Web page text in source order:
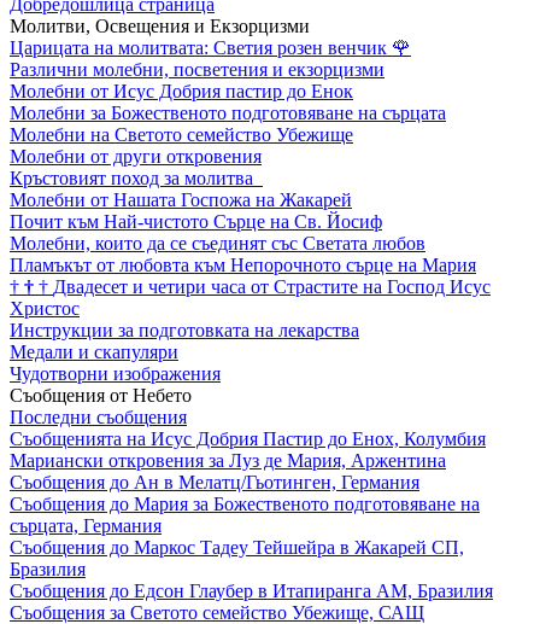
Молитви, Освещения и Екзорцизми
Царицата на молитвата: Светия розен венчик 🌹
Различни молебни, посветения и екзорцизми
Молебни от Исус Добрия пастир до Енок
Молебни за Божественото подготовяване на сърцата
Молебни на Светото семейство Убежище
Молебни от други откровения
Кръстовият поход за молитва
Молебни от Нашата Госпожа на Жакарей
Почит към Най-чистото Сърце на Св. Йосиф
Молебни, които да се съединят със Светата любов
Пламъкът от любовта към Непорочното сърце на Мария
† † † Двадесет и четири часа от Страстите на Господ Исус
Христос
Инструкции за подготовката на лекарства
Медали и скапуляри
Чудотворни изображения
Съобщения от Небето
Последни съобщения
Съобщенията на Исус Добрия Пастир до Енох, Колумбия
Мариански откровения за Луз де Мария, Аржентина
Съобщения до Ан в Мелатц/Гьотинген, Германия
Съобщения до Мария за Божественото подготовяване на
сърцата, Германия
Съобщения до Маркос Тадеу Тейшейра в Жакарей СП,
Бразилия
Съобщения до Едсон Глаубер в Итапиранга АМ, Бразилия
Съобщения за Светото семейство Убежище, САЩ